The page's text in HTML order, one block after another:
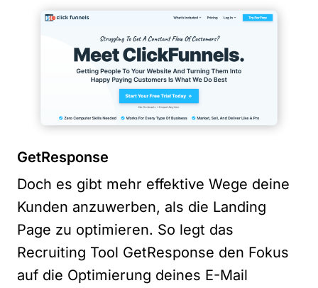
GetResponse
Doch es gibt mehr effektive Wege deine
Kunden anzuwerben, als die Landing
Page zu optimieren. So legt das
Recruiting Tool GetResponse den Fokus
auf die Optimierung deines E-Mail